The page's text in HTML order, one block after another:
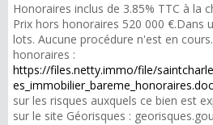
Honoraires inclus de 3.85% TTC à la
Prix hors honoraires 520 000 €.Dans
lots. Aucune procédure n'est en
honoraires :
https://files.netty.immo/file/
sur les risques auxquels ce bien est
sur le site Géorisques :